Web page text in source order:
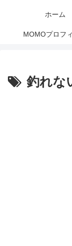
ホーム
MOMOプロフ
釣れな